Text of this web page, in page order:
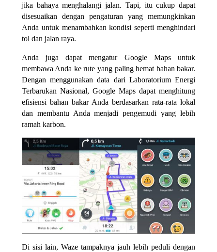
jika bahaya menghalangi jalan. Tapi, itu cukup dapat
disesuaikan dengan pengaturan yang memungkinkan
Anda untuk menambahkan kondisi seperti menghindari
tol dan jalan raya.
Anda juga dapat mengatur Google Maps untuk
membawa Anda ke rute yang paling hemat bahan bakar.
Dengan menggunakan data dari Laboratorium Energi
Terbarukan Nasional, Google Maps dapat menghitung
efisiensi bahan bakar Anda berdasarkan rata-rata lokal
dan membantu Anda menjadi pengemudi yang lebih
ramah karbon.
Di sisi lain, Waze tampaknya jauh lebih peduli dengan